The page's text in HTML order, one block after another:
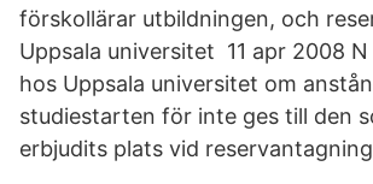
förskollärar utbildningen, och
Uppsala universitet 11 apr 2008
hos Uppsala universitet om
studiestarten för inte ges till den
erbjudits plats vid